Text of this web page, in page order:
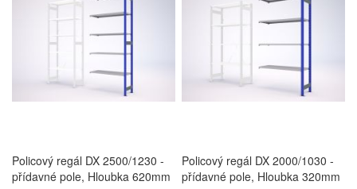
Policový regál DX 2500/1230 -
přídavné pole, Hloubka 620mm
Policový regál DX 2000/1030 -
přídavné pole, Hloubka 320mm